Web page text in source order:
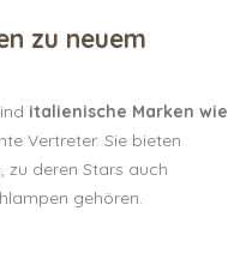
zu neuem
italienische Marken wie
Vertreter. Sie bieten
zu deren Stars auch
gehören.